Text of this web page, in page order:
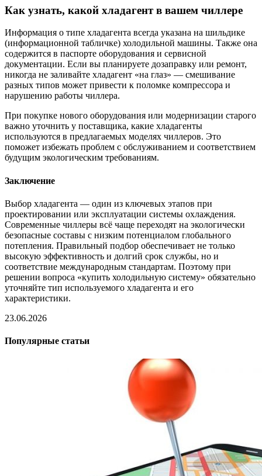
Как узнать, какой хладагент в вашем чиллере
Информация о типе хладагента всегда указана на шильдике
(информационной табличке) холодильной машины. Также она
содержится в паспорте оборудования и сервисной
документации. Если вы планируете дозаправку или ремонт,
никогда не заливайте хладагент «на глаз» — смешивание
разных типов может привести к поломке компрессора и
нарушению работы чиллера.
При покупке нового оборудования или модернизации старого
важно уточнить у поставщика, какие хладагенты
используются в предлагаемых моделях чиллеров. Это
поможет избежать проблем с обслуживанием и соответствием
будущим экологическим требованиям.
Заключение
Выбор хладагента — один из ключевых этапов при
проектировании или эксплуатации системы охлаждения.
Современные чиллеры всё чаще переходят на экологически
безопасные составы с низким потенциалом глобального
потепления. Правильный подбор обеспечивает не только
высокую эффективность и долгий срок службы, но и
соответствие международным стандартам. Поэтому при
решении вопроса «купить холодильную систему» обязательно
уточняйте тип используемого хладагента и его
характеристики.
23.06.2026
Популярные статьи